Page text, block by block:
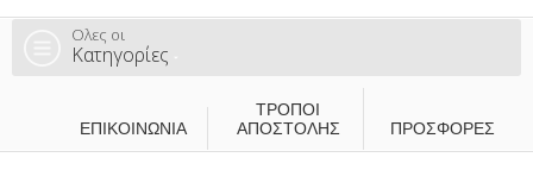
Ολες οι
Κατηγορίες
ΕΠΙΚΟΙΝΩΝΊΑ
ΤΡΌΠΟΙ
ΑΠΟΣΤΟΛΉΣ
ΠΡΟΣΦΟΡΕΣ